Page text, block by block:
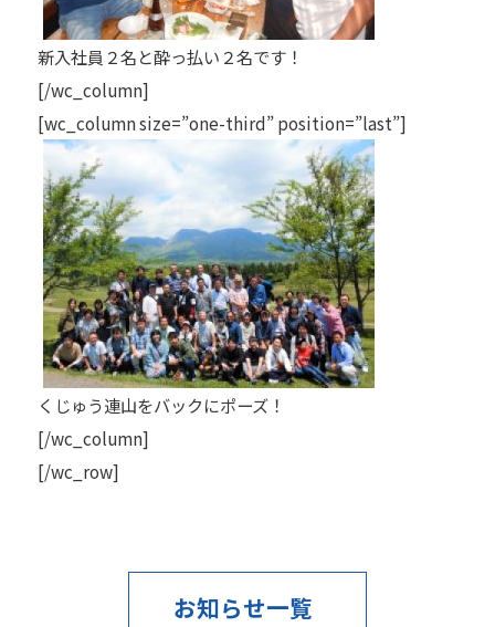
新入社員２名と酔っ払い２名です！
[/wc_column]
[wc_column size=”one-third” position=”last”]
くじゅう連山をバックにポーズ！
[/wc_column]
[/wc_row]
お知らせ一覧